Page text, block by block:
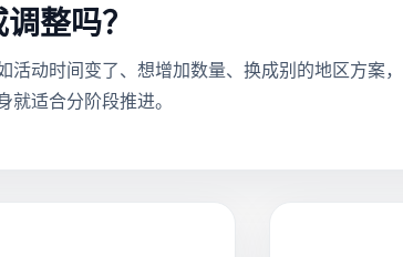
整吗？
动时间变了、想增加数量、换成别的地区方案
适合分阶段推进。